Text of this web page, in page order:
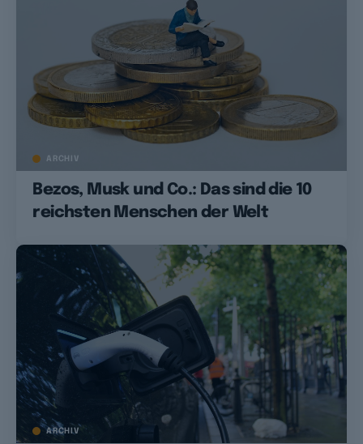
ARCHIV
Bezos, Musk und Co.: Das sind die 10
reichsten Menschen der Welt
ARCHIV